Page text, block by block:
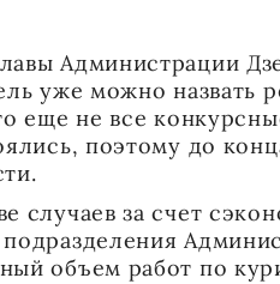
Администрации
уже можно
еще не все
поэтому до
случаев за счет
объем работ по